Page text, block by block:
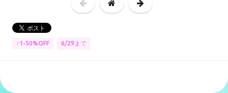
↑1-50%OFF 6/29まで